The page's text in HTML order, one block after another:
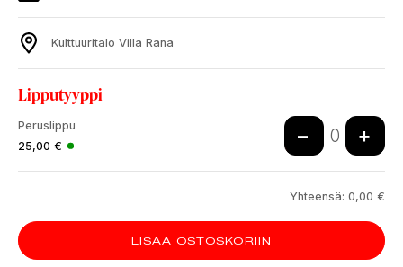
Kulttuuritalo Villa Rana
Lipputyyppi
Peruslippu
25,00 € − 0 +
Yhteensä: 0,00 €
LISÄÄ OSTOSKORIIN